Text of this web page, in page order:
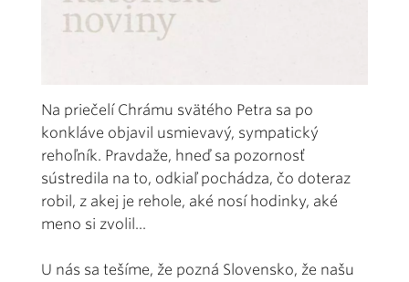
Na priečelí Chrámu svätého Petra sa po
konkláve objavil usmievavý, sympatický
rehoľník. Pravdaže, hneď sa pozornosť
sústredila na to, odkiaľ pochádza, čo doteraz
robil, z akej je rehole, aké nosí hodinky, aké
meno si zvolil...
U nás sa tešíme, že pozná Slovensko, že našu